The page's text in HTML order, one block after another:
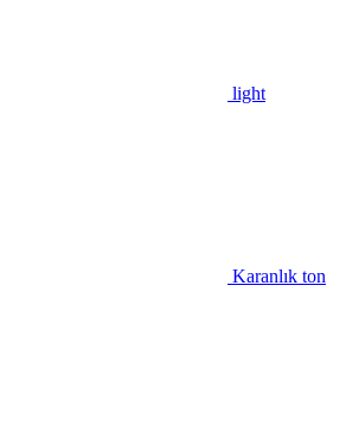
light
Karanlık ton